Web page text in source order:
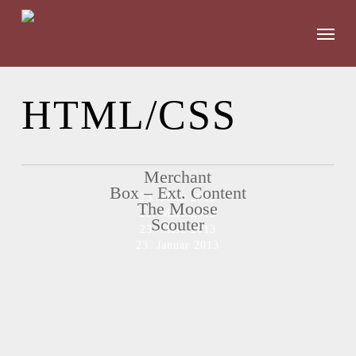
Skip
Menu
HTML/CSS
Merchant
23. März 2013
Box – Ext. Content
23. März 2013
The Moose
23. März 2013
Scouter